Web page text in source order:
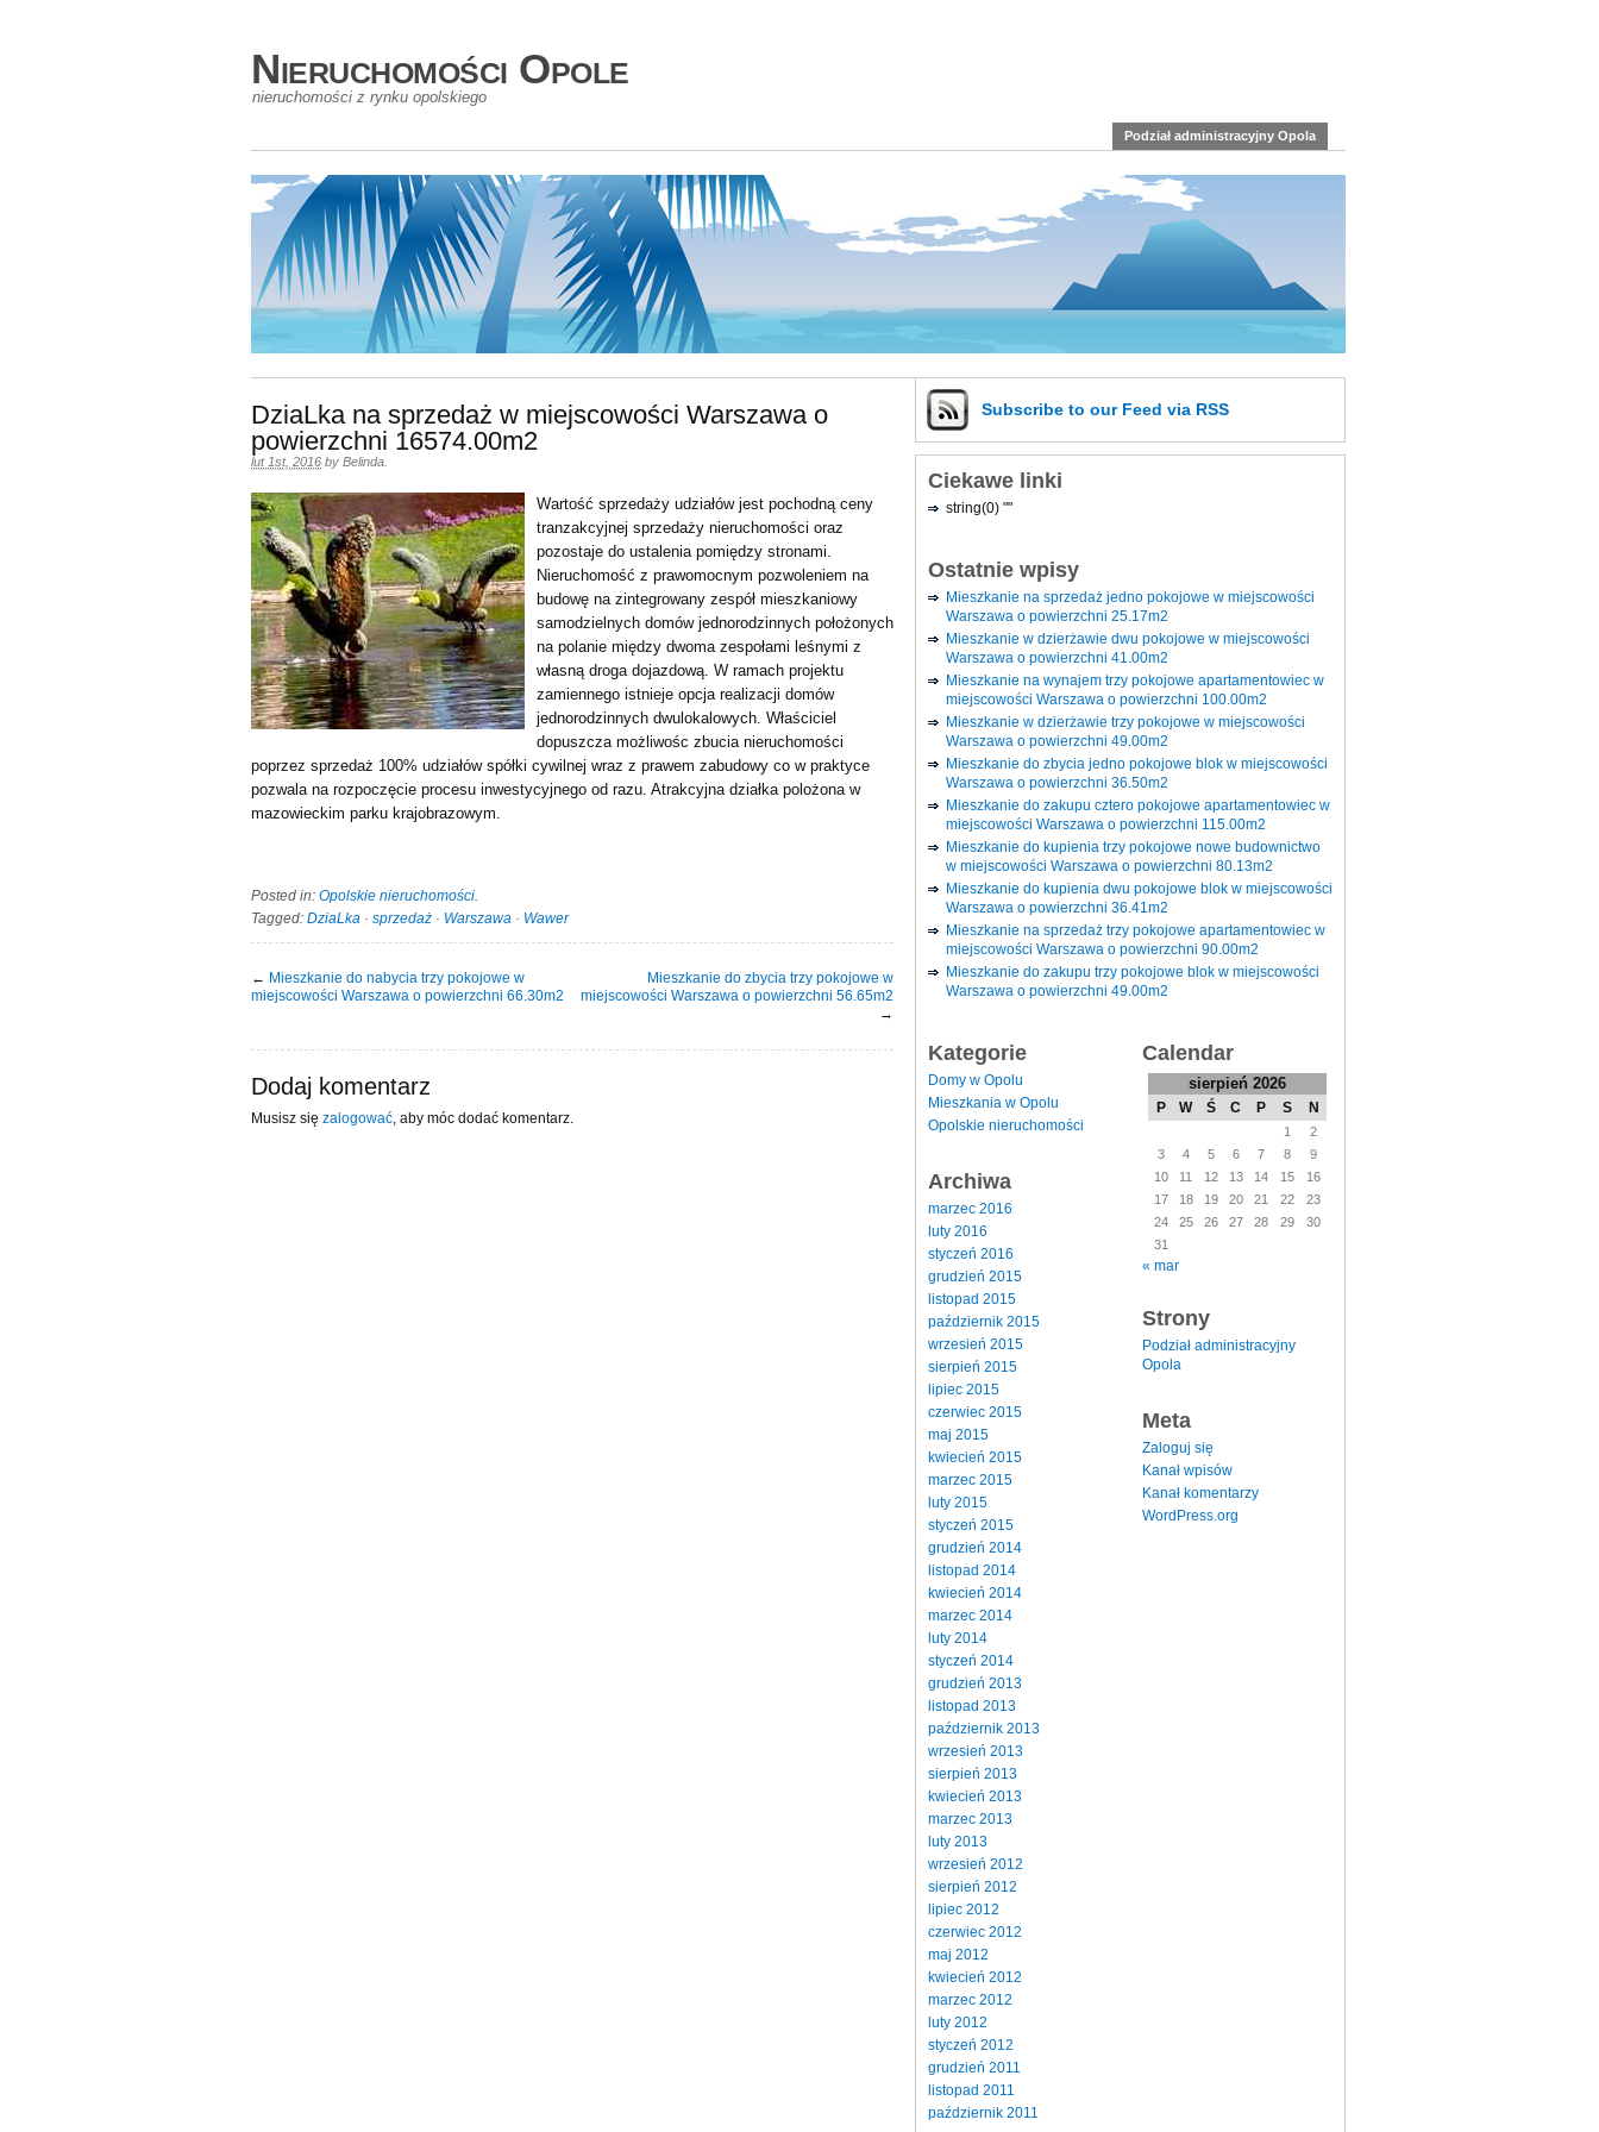
Nieruchomości Opole
nieruchomości z rynku opolskiego
Podział administracyjny Opola
DziaLka na sprzedaż w miejscowości Warszawa o
powierzchni 16574.00m2
lut 1st, 2016 by Belinda
Wartość sprzedaży udziałów jest pochodną ceny
tranzakcyjnej sprzedaży nieruchomości oraz
pozostaje do ustalenia pomiędzy stronami.
Nieruchomość z prawomocnym pozwoleniem na
budowę na zintegrowany zespół mieszkaniowy
samodzielnych domów jednorodzinnych położonych
na polanie między dwoma zespołami leśnymi z
własną droga dojazdową. W ramach projektu
zamiennego istnieje opcja realizacji domów
jednorodzinnych dwulokalowych. Właściciel
dopuszcza możliwośc zbucia nieruchomości
poprzez sprzedaż 100% udziałów spółki cywilnej wraz z prawem zabudowy co w praktyce
pozwala na rozpoczęcie procesu inwestycyjnego od razu. Atrakcyjna działka polożona w
mazowieckim parku krajobrazowym.
Posted in: Opolskie nieruchomości.
Tagged: DziaLka · sprzedaż · Warszawa · Wawer
← Mieszkanie do nabycia trzy pokojowe w
miejscowości Warszawa o powierzchni 66.30m2
Mieszkanie do zbycia trzy pokojowe w
miejscowości Warszawa o powierzchni 56.65m2
→
Dodaj komentarz
Musisz się zalogować , aby móc dodać komentarz.
Subscribe to our Feed via RSS
Ciekawe linki
string(0) ""
Ostatnie wpisy
Mieszkanie na sprzedaż jedno pokojowe w miejscowości
Warszawa o powierzchni 25.17m2
Mieszkanie w dzierżawie dwu pokojowe w miejscowości
Warszawa o powierzchni 41.00m2
Mieszkanie na wynajem trzy pokojowe apartamentowiec w
miejscowości Warszawa o powierzchni 100.00m2
Mieszkanie w dzierżawie trzy pokojowe w miejscowości
Warszawa o powierzchni 49.00m2
Mieszkanie do zbycia jedno pokojowe blok w miejscowości
Warszawa o powierzchni 36.50m2
Mieszkanie do zakupu cztero pokojowe apartamentowiec w
miejscowości Warszawa o powierzchni 115.00m2
Mieszkanie do kupienia trzy pokojowe nowe budownictwo
w miejscowości Warszawa o powierzchni 80.13m2
Mieszkanie do kupienia dwu pokojowe blok w miejscowości
Warszawa o powierzchni 36.41m2
Mieszkanie na sprzedaż trzy pokojowe apartamentowiec w
miejscowości Warszawa o powierzchni 90.00m2
Mieszkanie do zakupu trzy pokojowe blok w miejscowości
Warszawa o powierzchni 49.00m2
Kategorie
Domy w Opolu
Mieszkania w Opolu
Opolskie nieruchomości
Archiwa
marzec 2016
luty 2016
styczeń 2016
grudzień 2015
listopad 2015
październik 2015
wrzesień 2015
sierpień 2015
lipiec 2015
czerwiec 2015
maj 2015
kwiecień 2015
marzec 2015
luty 2015
styczeń 2015
grudzień 2014
listopad 2014
kwiecień 2014
marzec 2014
luty 2014
styczeń 2014
grudzień 2013
listopad 2013
październik 2013
wrzesień 2013
sierpień 2013
kwiecień 2013
marzec 2013
luty 2013
wrzesień 2012
sierpień 2012
lipiec 2012
czerwiec 2012
maj 2012
kwiecień 2012
marzec 2012
luty 2012
styczeń 2012
grudzień 2011
listopad 2011
październik 2011
Calendar
sierpień 2026
P W Ś C P S N
1
2
3
4 5 6 7 8
9
10
11 12 13 14 15
16
17
18 19 20 21 22
23
24
25 26 27 28 29
30
31
« mar
Strony
Podział administracyjny
Opola
Meta
Zaloguj się
Kanał wpisów
Kanał komentarzy
WordPress.org